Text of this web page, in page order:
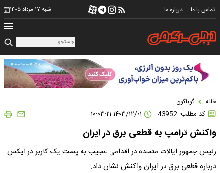
تماس با ما درباره ما شنبه ۱۷ مرداد ۱۴۰۵
خانه گوناگون
کد مطلب: 43952
واکنش ترامپ به قطعی برق در ایران
رئیس جمهور ایالات متحده در اقدامی عجیب به پست یک کاربر در ایکس
درباره قطعی برق در ایران واکنش نشان داد.